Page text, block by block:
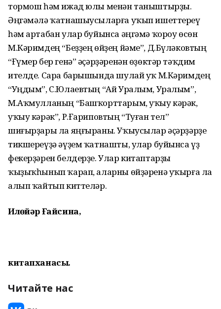
тормош һәм ижад юлы менән таныштырҙы.
Әңгәмәлә ҡатнашыусыларға уҡып ишеттереү
һәм артабан улар буйынса әңгәмә ҡороу өсөн
М.Кәримдең “Беҙҙең өйҙең йәме”, Д.Бүләковтың
“Ғүмер бер генә” әҫәрҙәренән өҙөктәр тәҡдим
ителде. Сара барышында шулай уҡ М.Кәримдең
“Уңдым”, С.Юлаевтың “Ай Уралым, Уралым”,
М.Аҡмулланың “Башҡорттарым, уҡыу кәрәк,
уҡыу кәрәк”, Р.Ғариповтың “Туған тел”
шиғырҙары ла яңғыраны. Уҡыусылар әҫәрҙәрҙе
тикшереүҙә әүҙем ҡатнашты, улар буйынса үҙ
фекерҙәрен белдерҙе. Улар китаптарҙы
ҡыҙыҡһынып ҡарап, аларны өйҙәренә уҡырға ла
алып ҡайтып киттеләр.
Илһөйәр Ғайсина,
китапханасы.
Читайте нас